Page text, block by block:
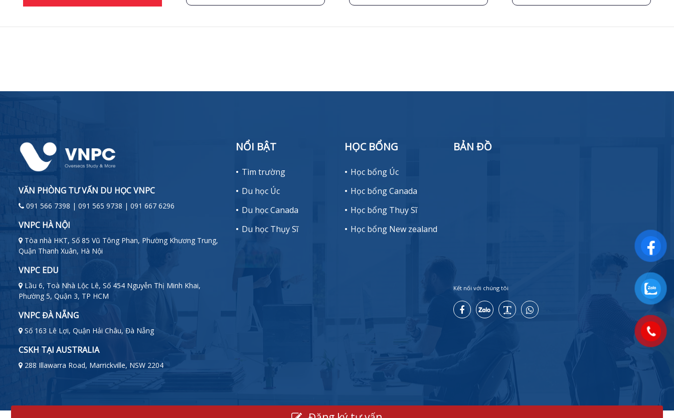
VĂN PHÒNG TƯ VẤN DU HỌC VNPC
091 566 7398 | 091 565 9738 | 091 667 6296
VNPC HÀ NỘI
Tòa nhà HKT, Số 85 Vũ Tông Phan, Phường Khương Trung,
Quận Thanh Xuân, Hà Nội
VNPC EDU
Lầu 6, Toà Nhà Lộc Lê, Số 454 Nguyễn Thị Minh Khai,
Phường 5, Quận 3, TP HCM
VNPC ĐÀ NẴNG
Số 163 Lê Lợi, Quận Hải Châu, Đà Nẵng
CSKH TẠI AUSTRALIA
288 Illawarra Road, Marrickville, NSW 2204
NỔI BẬT
Tìm trường
Du học Úc
Du học Canada
Du học Thụy Sĩ
HỌC BỔNG
Học bổng Úc
Học bổng Canada
Học bổng Thụy Sĩ
Học bổng New zealand
BẢN ĐỒ
Kết nối với chúng tôi